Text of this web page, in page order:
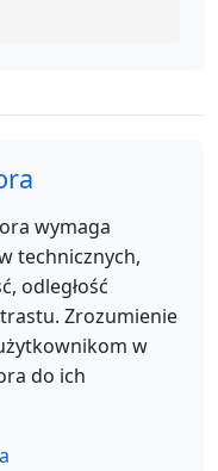
wymaga
technicznych,
odległość
Zrozumienie
w
do ich